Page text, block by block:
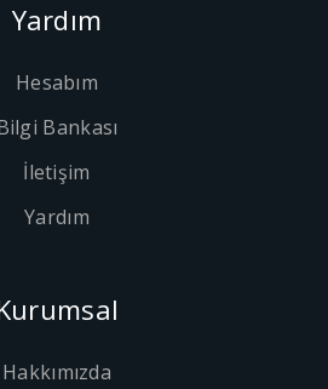
Yardım
Hesabım
Bankası
İletişim
Yardım
Hakkımızda